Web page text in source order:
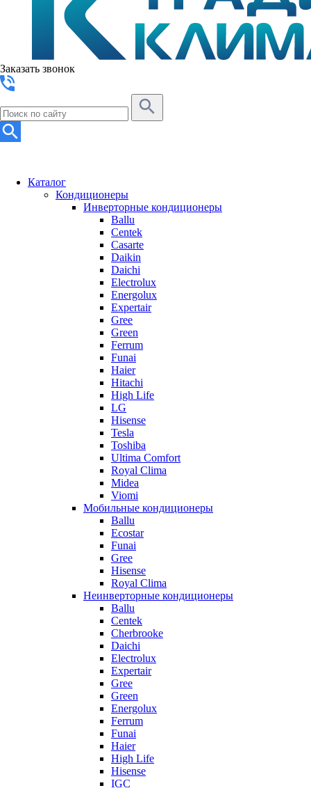
Заказать звонок
Каталог
Кондиционеры
Инверторные кондиционеры
Ballu
Centek
Casarte
Daikin
Daichi
Electrolux
Energolux
Expertair
Gree
Green
Ferrum
Funai
Haier
Hitachi
High Life
LG
Hisense
Tesla
Toshiba
Ultima Comfort
Royal Clima
Midea
Viomi
Мобильные кондиционеры
Ballu
Ecostar
Funai
Gree
Hisense
Royal Clima
Неинверторные кондиционеры
Ballu
Centek
Cherbrooke
Daichi
Electrolux
Expertair
Gree
Green
Energolux
Ferrum
Funai
Haier
High Life
Hisense
IGC